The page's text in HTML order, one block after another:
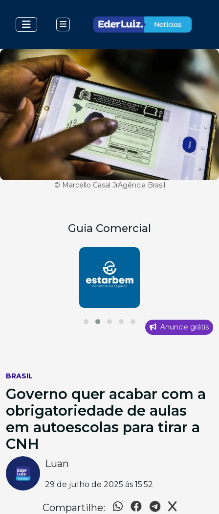
© Marcello Casal JrAgência Brasil
Guia Comercial
Anuncie grátis
BRASIL
Governo quer acabar com a
obrigatoriedade de aulas
em autoescolas para tirar a
CNH
Luan
29 de julho de 2025 às 15:52
Compartilhe: